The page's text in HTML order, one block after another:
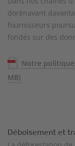
dorénavant
fournisseurs
fondés sur des
Notre
MB)
Déboisement et